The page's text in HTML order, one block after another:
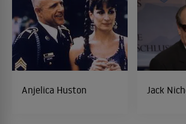
Anjelica Huston Jack